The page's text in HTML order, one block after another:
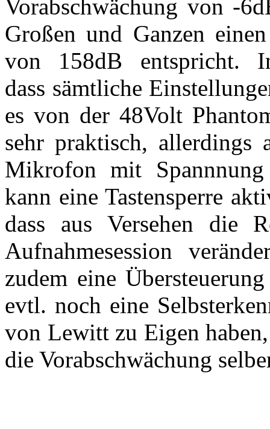
Vorabschwächung von -
Großen und Ganzen
von 158dB entspricht.
dass sämtliche
es von der 48Volt
sehr praktisch, allerdings
Mikrofon mit
kann eine Tastensperre
dass aus Versehen die
Aufnahmesession
zudem eine
evtl. noch eine
von Lewitt zu Eigen
die Vorabschwächung